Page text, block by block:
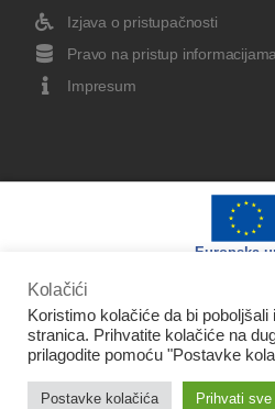
Izjava o pristupačnosti
Pravo na pristup informacijama
Impresum
Europska
Europskog fonda za
Kolačići
Koristimo kolačiće da bi
stranica. Prihvatite kolačiće na
prilagodite pomoću "Postavke
Postavke kolačića Prihvati sve